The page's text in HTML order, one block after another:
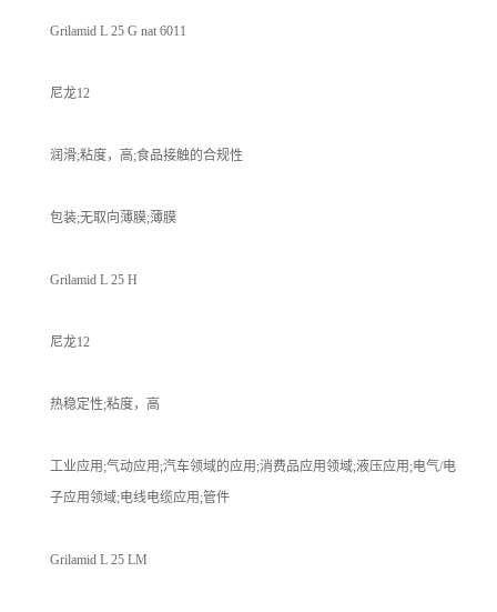
Grilamid L 25 G nat 6011
尼龙12
润滑;粘度，高;食品接触的合规性
包装;无取向薄膜;薄膜
Grilamid L 25 H
尼龙12
热稳定性;粘度，高
工业应用;气动应用;汽车领域的应用;消费品应用领域;液压应用;电气/电
子应用领域;电线电缆应用;管件
Grilamid L 25 LM